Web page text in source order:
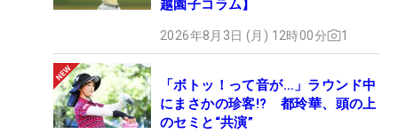
越園子コラム】
2026年8月3日 (月) 12時00分 1
「ボトッ！って音が…」ラウンド中
にまさかの珍客!? 都玲華、頭の上
のセミと“共演”